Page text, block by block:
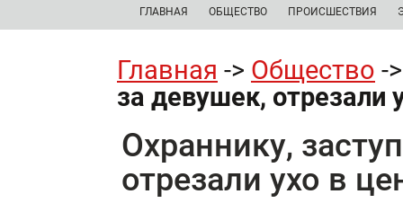
ГЛАВНАЯ ОБЩЕСТВО ПРОИСШЕСТВИЯ
Главная -> Общество -
за девушек, отрезали
Охраннику,
отрезали ухо в